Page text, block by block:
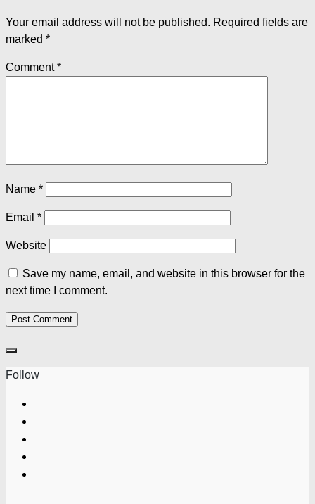
Your email address will not be published. Required fields are
marked *
Comment*
Name *
Email *
Website
Save my name, email, and website in this browser for the
next time I comment.
Follow